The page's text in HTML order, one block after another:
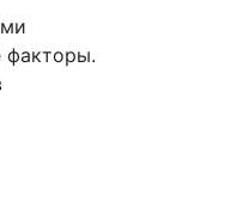
факторы.